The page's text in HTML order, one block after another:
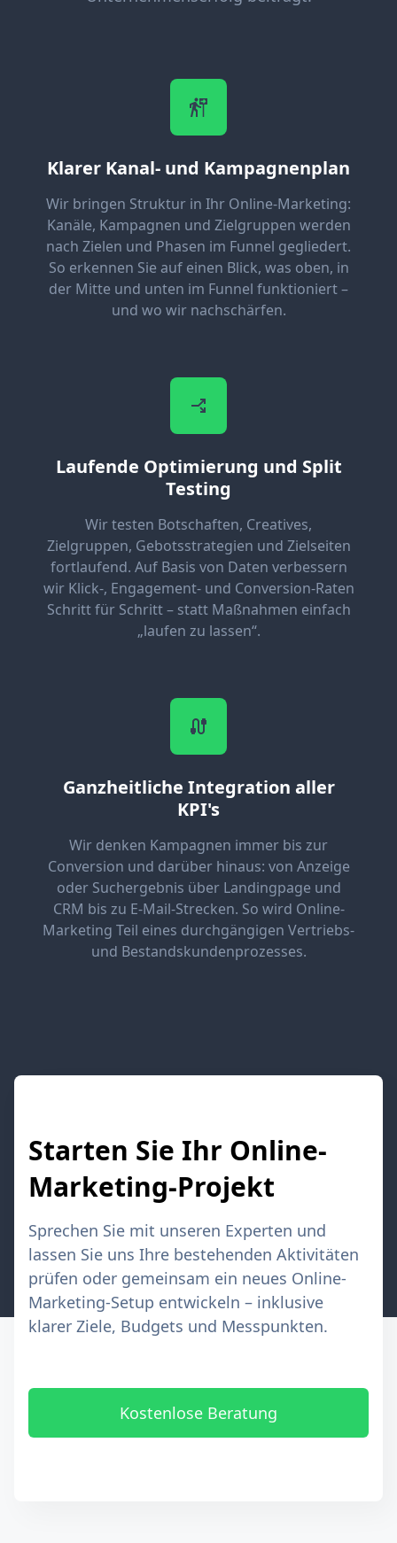
Klarer Kanal- und Kampagnenplan
Wir bringen Struktur in Ihr Online-Marketing:
Kanäle, Kampagnen und Zielgruppen werden
nach Zielen und Phasen im Funnel gegliedert.
So erkennen Sie auf einen Blick, was oben, in
der Mitte und unten im Funnel funktioniert –
und wo wir nachschärfen.
Laufende Optimierung und Split
Testing
Wir testen Botschaften, Creatives,
Zielgruppen, Gebotsstrategien und Zielseiten
fortlaufend. Auf Basis von Daten verbessern
wir Klick-, Engagement- und Conversion-Raten
Schritt für Schritt – statt Maßnahmen einfach
„laufen zu lassen“.
Ganzheitliche Integration aller
KPI's
Wir denken Kampagnen immer bis zur
Conversion und darüber hinaus: von Anzeige
oder Suchergebnis über Landingpage und
CRM bis zu E‑Mail-Strecken. So wird Online-
Marketing Teil eines durchgängigen Vertriebs-
und Bestandskundenprozesses.
Starten Sie Ihr Online-
Marketing-Projekt
Sprechen Sie mit unseren Experten und
lassen Sie uns Ihre bestehenden Aktivitäten
prüfen oder gemeinsam ein neues Online-
Marketing-Setup entwickeln – inklusive
klarer Ziele, Budgets und Messpunkten.
Kostenlose Beratung